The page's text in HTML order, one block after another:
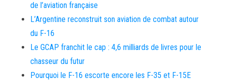
de l’aviation française
L’Argentine reconstruit son aviation de combat autour
du F-16
Le GCAP franchit le cap : 4,6 milliards de livres pour le
chasseur du futur
Pourquoi le F-16 escorte encore les F-35 et F-15E